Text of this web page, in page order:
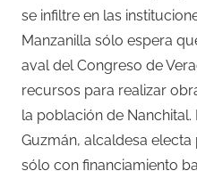
se infiltre en las
Manzanilla sólo espera
aval del Congreso de
recursos para realizar
la población de
Guzmán, alcaldesa electa
sólo con financiamiento